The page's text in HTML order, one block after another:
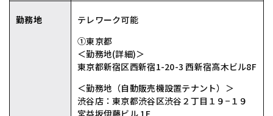
勤務地
テレワーク可能
①東京都
＜勤務地(詳細)＞
東京都新宿区⻄新宿1-20-3 ⻄新宿⾼⽊ビル8F
＜勤務地（⾃動販売機設置テナント）＞
渋⾕店：東京都渋⾕区渋⾕２丁⽬１９−１９
宮益坂伊藤ビル 1F